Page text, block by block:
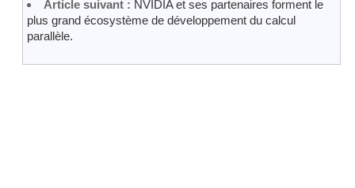
Article suivant : NVIDIA et ses partenaires forment le
plus grand écosystème de développement du calcul
parallèle.